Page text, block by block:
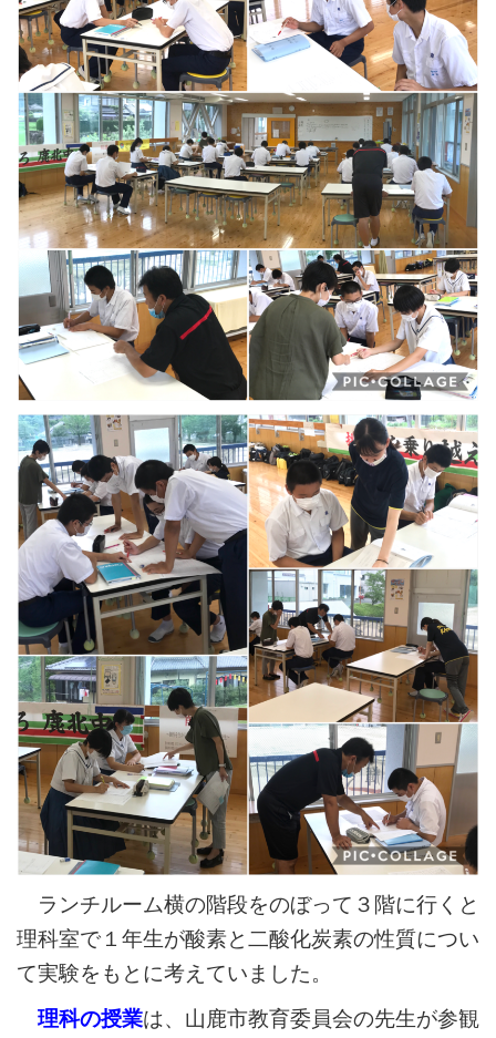
ランチルーム横の階段をのぼって３階に行くと
理科室で１年生が酸素と二酸化炭素の性質につい
て実験をもとに考えていました。
理科の授業は、山鹿市教育委員会の先生が参観